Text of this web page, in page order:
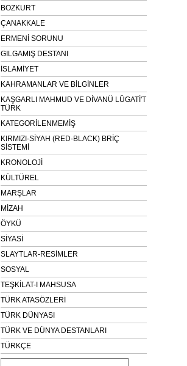
BOZKURT
ÇANAKKALE
ERMENİ SORUNU
GILGAMIŞ DESTANI
İSLAMİYET
KAHRAMANLAR VE BİLGİNLER
KAŞGARLI MAHMUD VE DİVANÜ LÜGATİ'T
TÜRK
KATEGORİLENMEMİŞ
KIRMIZI-SİYAH (RED-BLACK) BRİÇ
SİSTEMİ
KRONOLOJİ
KÜLTÜREL
MARŞLAR
MİZAH
ÖYKÜ
SİYASİ
SLAYTLAR-RESİMLER
SOSYAL
TEŞKİLAT-I MAHSUSA
TÜRK ATASÖZLERİ
TÜRK DÜNYASI
TÜRK VE DÜNYA DESTANLARI
TÜRKÇE
Arama: